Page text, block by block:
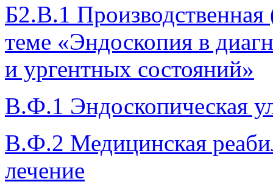
Б2.В.1 Производственная
теме «Эндоскопия в
и ургентных состояний»
В.Ф.1 Эндоскопическая
В.Ф.2 Медицинская
лечение